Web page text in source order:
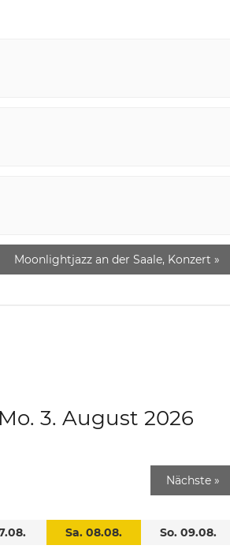
Moonlightjazz an der Saale, Konzert »
3. August 2026
Nächste »
Sa. 08.08.
So. 09.08.